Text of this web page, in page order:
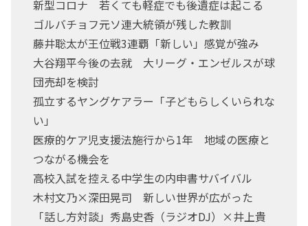
新型コロナ 若くても軽症でも後遺症は起こる
ゴルバチョフ元ソ連大統領が残した教訓
藤井聡太が王位戦3連覇「新しい」感覚が強み
大谷翔平今後の去就 大リーグ・エンゼルスが球
団売却を検討
孤立するヤングケアラー「子どもらしくいられな
い」
医療的ケア児支援法施行から1年 地域の医療と
つながる機会を
高校入試を控える中学生の内申書サバイバル
木村文乃×深田晃司 新しい世界が広がった
「話し方対談」秀島史香（ラジオDJ）×井上貴